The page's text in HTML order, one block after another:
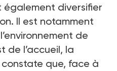
également diversifier
Il est notamment
de
de l’accueil, la
que, face à